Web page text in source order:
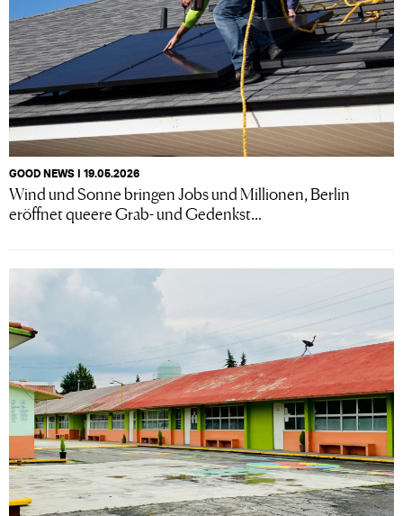
GOOD NEWS I 19.05.2026
Wind und Sonne bringen Jobs und Millionen, Berlin
eröffnet queere Grab- und Gedenkst...